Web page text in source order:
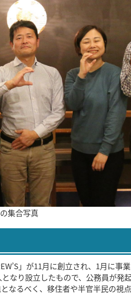
集合写真
」が11月に創立され、1月に事
なり設立したもので、公務員が発
なるべく、移住者や半官半民の視